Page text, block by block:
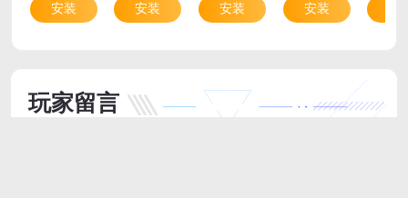
安装 安装 安装 安装
玩家留言